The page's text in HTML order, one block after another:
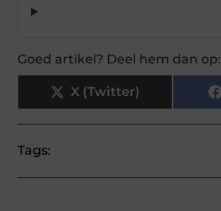
Goed artikel? Deel hem dan op:
X (Twitter)
Tags: